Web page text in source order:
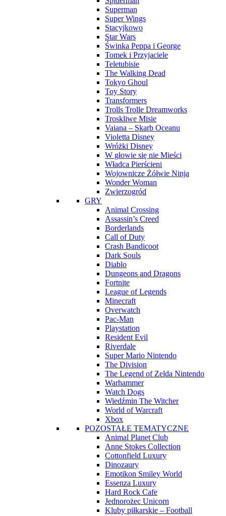
Superman
Super Wings
Stacyjkowo
Star Wars
Świnka Peppa i George
Tomek i Przyjaciele
Teletubisie
The Walking Dead
Tokyo Ghoul
Toy Story
Transformers
Trolls Trolle Dreamworks
Troskliwe Misie
Vaiana – Skarb Oceanu
Violetta Disney
Wróżki Disney
W głowie się nie Mieści
Władca Pierścieni
Wojownicze Żółwie Ninja
Wonder Woman
Zwierzogród
GRY
Animal Crossing
Assassin’s Creed
Borderlands
Call of Duty
Crash Bandicoot
Dark Souls
Diablo
Dungeons and Dragons
Fortnite
League of Legends
Minecraft
Overwatch
Pac-Man
Playstation
Resident Evil
Riverdale
Super Mario Nintendo
The Division
The Legend of Zelda Nintendo
Warhammer
Watch Dogs
Wiedźmin The Witcher
World of Warcraft
Xbox
POZOSTAŁE TEMATYCZNE
Animal Planet Club
Anne Stokes Collection
Cottonfield Luxury
Dinozaury
Emotikon Smiley World
Essenza Luxury
Hard Rock Cafe
Jednorożec Unicorn
Kluby piłkarskie – Football